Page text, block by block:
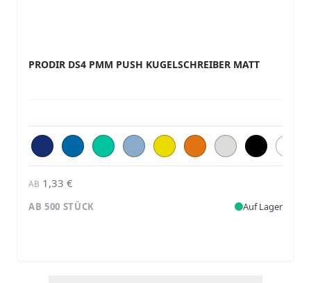
PRODIR DS4 PMM PUSH KUGELSCHREIBER MATT
AB 1,33 €
AB 500 STÜCK Auf Lager